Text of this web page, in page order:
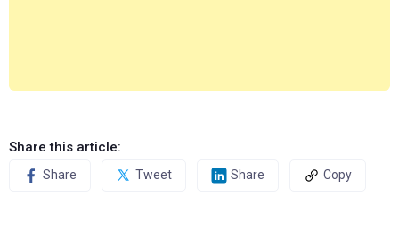
Share this article:
Share Tweet Share Copy